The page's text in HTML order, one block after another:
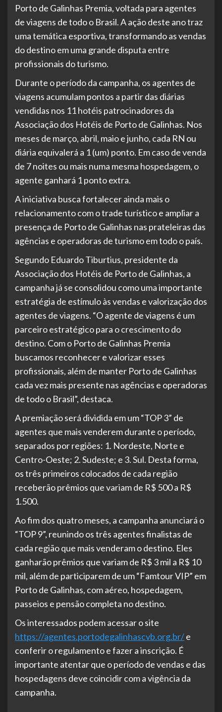
Porto de Galinhas Premia, voltada para agentes
de viagens de todo o Brasil. A ação deste ano traz
uma temática esportiva, transformando as vendas
do destino em uma grande disputa entre
profissionais do turismo.
Durante o período da campanha, os agentes de
viagens acumulam pontos a partir das diárias
vendidas nos 11 hotéis patrocinadores da
Associação dos Hotéis de Porto de Galinhas. Nos
meses de março, abril, maio e junho, cada RN ou
diária equivalerá a 1 (um) ponto. Em caso de venda
de 7 noites ou mais numa mesma hospedagem, o
agente ganhará 1 ponto extra.
A iniciativa busca fortalecer ainda mais o
relacionamento com o trade turístico e ampliar a
presença de Porto de Galinhas nas prateleiras das
agências e operadoras de turismo em todo o país.
Segundo Eduardo Tiburtius, presidente da
Associação dos Hotéis de Porto de Galinhas, a
campanha já se consolidou como uma importante
estratégia de estímulo às vendas e valorização dos
agentes de viagens. “O agente de viagens é um
parceiro estratégico para o crescimento do
destino. Com o Porto de Galinhas Premia
buscamos reconhecer e valorizar esses
profissionais, além de manter Porto de Galinhas
cada vez mais presente nas agências e operadoras
de todo o Brasil”, destaca.
A premiação será dividida em um “TOP 3” de
agentes que mais venderem durante o período,
separados por regiões: 1. Nordeste, Norte e
Centro-Oeste; 2. Sudeste; e 3. Sul. Desta forma,
os três primeiros colocados de cada região
receberão prêmios que variam de R$ 500 a R$
1.500.
Ao fim dos quatro meses, a campanha anunciará o
“TOP 9”, reunindo os três agentes finalistas de
cada região que mais venderam o destino. Eles
ganharão prêmios que variam de R$ 3 mil a R$ 10
mil, além de participarem de um “Famtour VIP” em
Porto de Galinhas, com aéreo, hospedagem,
passeios e pensão completa no destino.
Os interessados podem acessar o site
https://agentes.portodegalinhascvb.org.br/e
conferir o regulamento e fazer a inscrição. É
importante atentar que o período de vendas e das
hospedagens deve coincidir com a vigência da
campanha.